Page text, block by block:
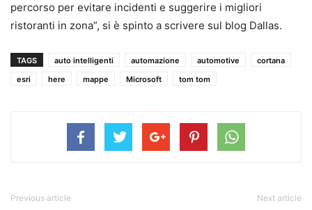
percorso per evitare incidenti e suggerire i migliori
ristoranti in zona”, si è spinto a scrivere sul blog Dallas.
TAGS auto intelligenti automazione automotive
cortana
esri
here mappe Microsoft tom tom
Previous article Next article